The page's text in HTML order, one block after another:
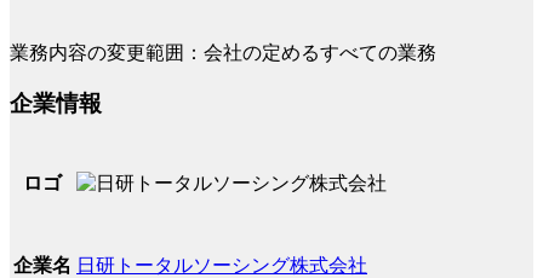
業務内容の変更範囲：会社の定めるすべての業務
企業情報
ロゴ
企業名 日研トータルソーシング株式会社